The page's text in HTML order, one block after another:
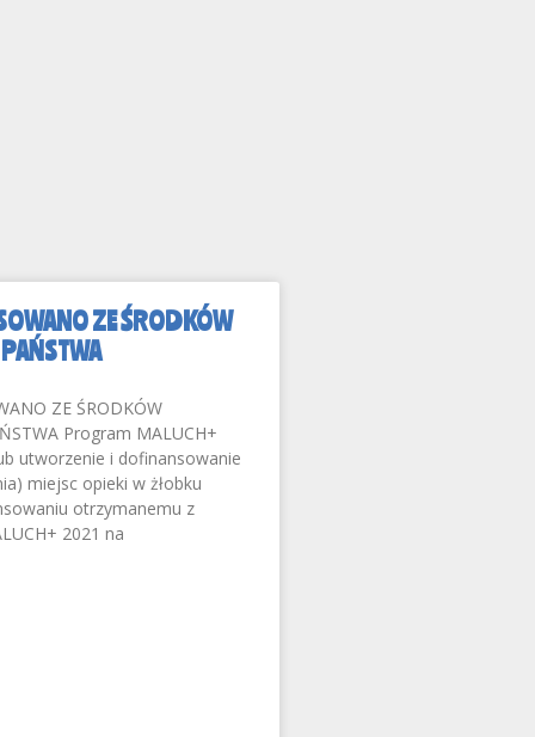
ZE ŚRODKÓW
ZE ŚRODKÓW
Program MALUCH+
utworzenie i dofinansowanie
miejsc opieki w żłobku
otrzymanemu z
2021 na